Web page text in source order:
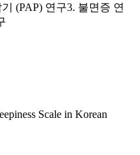
(PAP) 연구3. 불면증 연
Scale in Korean